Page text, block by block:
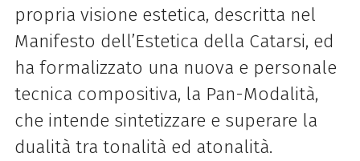
propria visione estetica, descritta nel
Manifesto dell’Estetica della Catarsi, ed
ha formalizzato una nuova e personale
tecnica compositiva, la Pan-Modalità,
che intende sintetizzare e superare la
dualità tra tonalità ed atonalità.